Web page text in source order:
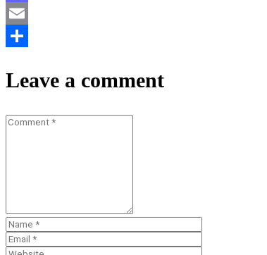
Mastodon
Email
Leave a comment